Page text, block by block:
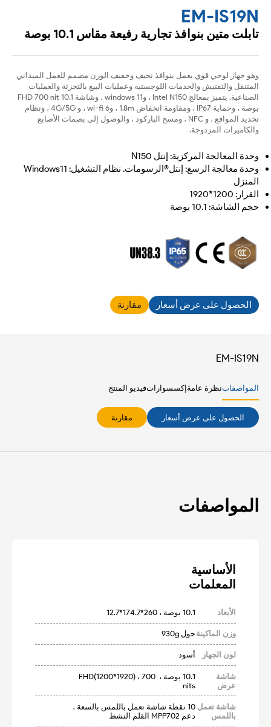
EM-IS19N
تابلت متين بنوافذ تجارية رفيعة مقاس 10.1 بوصة
وهو جهاز لوحي قوي يعمل بنوافذ نحيف وخفيف الوزن مصمم للعمل الميداني
المتنقل والتفتيش والخدمات اللوجستية وعمليات البيع بالتجزئة والعمليات
الصناعية. يتميز بمعالج Intel N150 ، وwindows 11 ، وشاشة FHD 700 nit 10.1
بوصة ، وحماية IP67 ، ومقاومة انخفاض 1.8m ، وwi-fi 6 ، و 4G/5G ، ونظام
تحديد المواقع ، و NFC ، ومسح الباركود ، والوصول إلى بصمات الأصابع
والكاميرات المزدوجة.
وحدة المعالجة المركزية: إنتل N150
وحدة معالجة الرسغ: إنتل®الرسومات. نظام التشغيل: Windows11
المنزل
القرار: 1200*1920
حجم الشاشة: 10.1 بوصة
الحصول على عرض أسعار مقارنة
EM-IS19N
المواصفاتنظرة عامةإكسسواراتفيديو المنتج
الحصول على عرض أسعار مقارنة
المواصفات
المعلمات
الأبعاد 10.1 بوصة ، 260*174.7*12.7
وزن الماكينة حول 930g
لون الجهاز أسود
شاشة
عرض
10.1 بوصة ، FHD(1200*1920) ، 700
nits
شاشة تعمل
باللمس
10 نقطة شاشة تعمل باللمس بالسعة ،
دعم MPP702 القلم النشط